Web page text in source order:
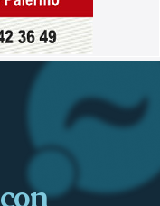
con